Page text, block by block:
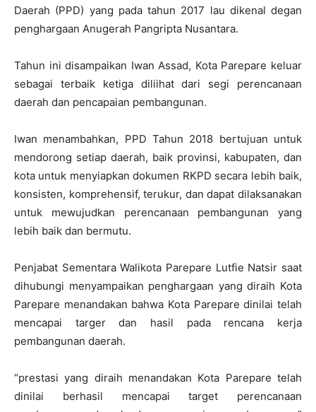
Daerah (PPD) yang pada tahun 2017 lau dikenal degan
penghargaan Anugerah Pangripta Nusantara.
Tahun ini disampaikan Iwan Assad, Kota Parepare keluar
sebagai terbaik ketiga diliihat dari segi perencanaan
daerah dan pencapaian pembangunan.
Iwan menambahkan, PPD Tahun 2018 bertujuan untuk
mendorong setiap daerah, baik provinsi, kabupaten, dan
kota untuk menyiapkan dokumen RKPD secara lebih baik,
konsisten, komprehensif, terukur, dan dapat dilaksanakan
untuk mewujudkan perencanaan pembangunan yang
lebih baik dan bermutu.
Penjabat Sementara Walikota Parepare Lutfie Natsir saat
dihubungi menyampaikan penghargaan yang diraih Kota
Parepare menandakan bahwa Kota Parepare dinilai telah
mencapai targer dan hasil pada rencana kerja
pembangunan daerah.
“prestasi yang diraih menandakan Kota Parepare telah
dinilai berhasil mencapai target perencanaan